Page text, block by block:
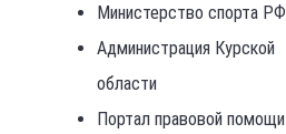
Министерство спорта РФ
Администрация Курской
области
Портал правовой помощи